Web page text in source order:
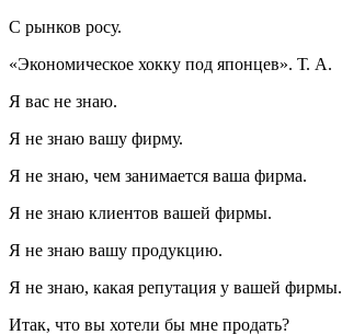
С рынков росу.
«Экономическое хокку под японцев». Т. А.
Я вас не знаю.
Я не знаю вашу фирму.
Я не знаю, чем занимается ваша фирма.
Я не знаю клиентов вашей фирмы.
Я не знаю вашу продукцию.
Я не знаю, какая репутация у вашей фирмы.
Итак, что вы хотели бы мне продать?